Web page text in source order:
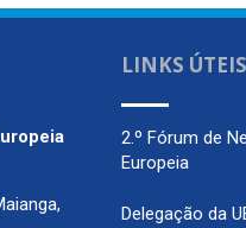
LINKS ÚTEIS
2.º Fórum de
Europeia
Delegação da